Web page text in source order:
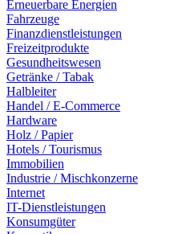
Erneuerbare Energien
Fahrzeuge
Finanzdienstleistungen
Freizeitprodukte
Gesundheitswesen
Getränke / Tabak
Halbleiter
Handel / E-Commerce
Hardware
Holz / Papier
Hotels / Tourismus
Immobilien
Industrie / Mischkonzerne
Internet
IT-Dienstleistungen
Konsumgüter